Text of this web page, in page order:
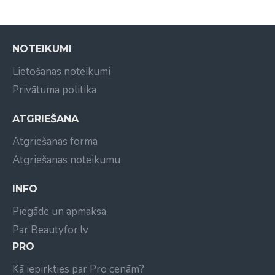
NOTEIKUMI
Lietošanas noteikumi
Privātuma politika
ATGRIEŠANA
Atgriešanas forma
Atgriešanas noteikumu
INFO
Piegāde un apmaksa
Par Beautyfor.lv
PRO
Kā iepirkties par Pro cenām?